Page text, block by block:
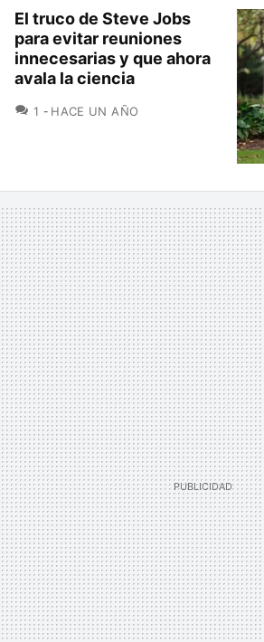
El truco de Steve Jobs
para evitar reuniones
innecesarias y que ahora
avala la ciencia
1 COMENTARIOS
HACE UN AÑO